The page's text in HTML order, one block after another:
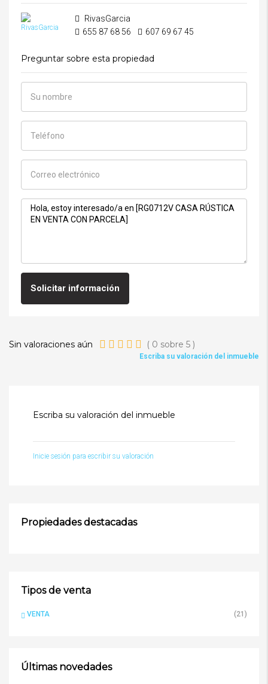
RivasGarcia
655 87 68 56
607 69 67 45
Preguntar sobre esta propiedad
Solicitar información
Sin valoraciones aún ( 0 sobre 5 )
Escriba su valoración del inmueble
Escriba su valoración del inmueble
Inicie sesión para escribir su valoración
Propiedades destacadas
Tipos de venta
VENTA (21)
Últimas novedades